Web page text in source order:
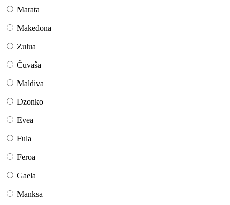
Marata
Makedona
Zulua
Ĉuvaŝa
Maldiva
Dzonko
Evea
Fula
Feroa
Gaela
Manksa